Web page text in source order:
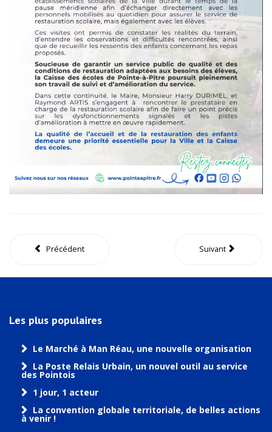
Précédent Suivant
Les plus populaires
Le Marché à Man Réau, une nouvelle organisation
La Poste Relais Urbain, un nouvel outil au service
des Pointois
1 jour, 1 acteur
La convention globale territoriale, de belles actions
à venir !